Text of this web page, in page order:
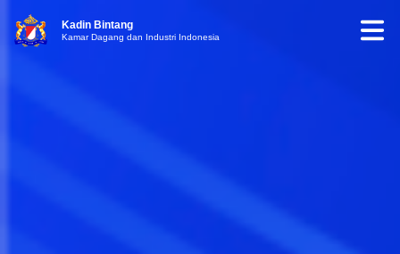
Kadin Bintang
Kamar Dagang dan Industri Indonesia